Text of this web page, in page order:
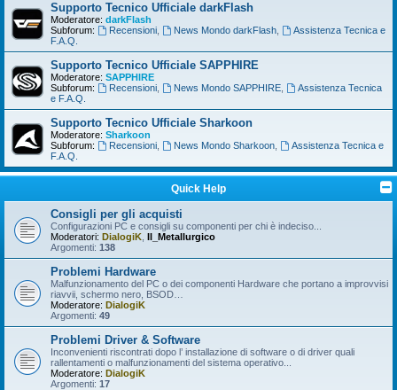
Supporto Tecnico Ufficiale darkFlash
Moderatore: darkFlash
Subforum:
Recensioni, News Mondo darkFlash,
Assistenza Tecnica e
F.A.Q.
Supporto Tecnico Ufficiale SAPPHIRE
Moderatore: SAPPHIRE
Subforum:
Recensioni, News Mondo SAPPHIRE,
Assistenza Tecnica
e F.A.Q.
Supporto Tecnico Ufficiale Sharkoon
Moderatore: Sharkoon
Subforum:
Recensioni, News Mondo Sharkoon,
Assistenza Tecnica e
F.A.Q.
Quick Help
Consigli per gli acquisti
Configurazioni PC e consigli su componenti per chi è indeciso...
Moderatori: DialogiK Il_Metallurgico
Argomenti: 138
Problemi Hardware
Malfunzionamento del PC o dei componenti Hardware che portano a improvvisi
riavvii, schermo nero, BSOD…
Moderatore: DialogiK
Argomenti: 49
Problemi Driver & Software
Inconvenienti riscontrati dopo l’ installazione di software o di driver quali
rallentamenti o malfunzionamenti del sistema operativo...
Moderatore: DialogiK
Argomenti: 17